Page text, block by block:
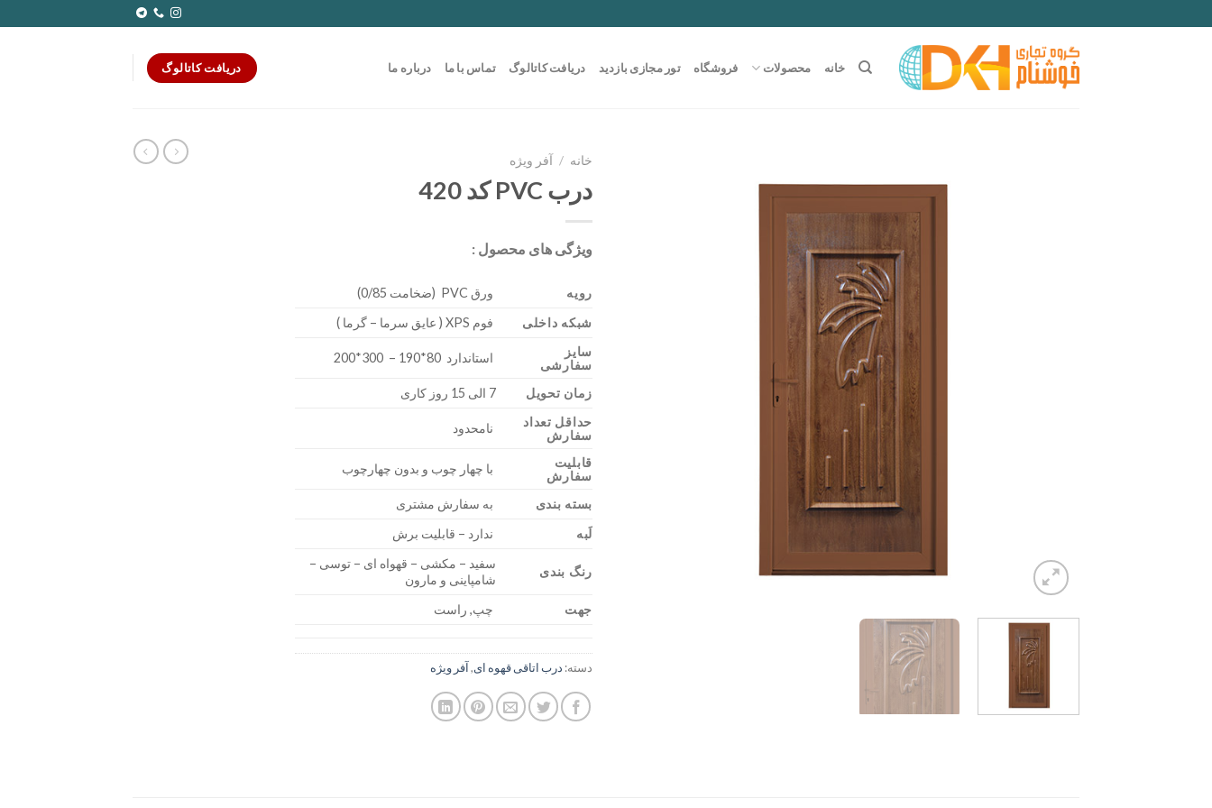
to
خانه محصولات فروشگاه تور مجازی بازدید دریافت کاتالوگ تماس با ما درباره ما دریافت کاتالوگ
خانه / آفر ویژه
درب PVC کد 420
ویژگی های محصول :
رویه
ورق PVC (ضخامت 0/85)
شبکه داخلی
فوم XPS ( عایق سرما – گرما )
سایز
سفارشی
استاندارد 80*190 – 300*200
زمان تحویل
7 الی 15 روز کاری
حداقل تعداد
سفارش
نامحدود
قابلیت
سفارش
با چهار چوب و بدون چهارچوب
بسته بندی
به سفارش مشتری
لَبه
ندارد – قابلیت برش
رنگ بندی
سفید – مکشی – قهواه ای – توسی –
شامپاینی و مارون
جهت
چپ, راست
دسته: درب اتاقی قهوه ای,آفر ویژه